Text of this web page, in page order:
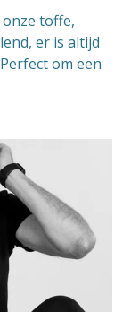
toffe,
er is altijd
om een